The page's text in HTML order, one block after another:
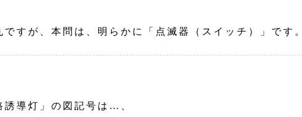
すが、本問は、明らかに「点滅器（スイッチ）」です。
導灯」の図記号は…、